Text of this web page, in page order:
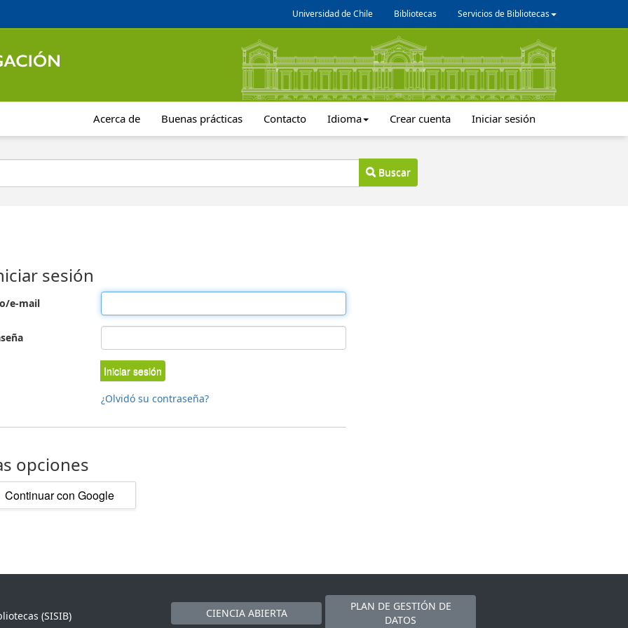
Universidad de Chile Bibliotecas Servicios de Bibliotecas
Acerca de Buenas prácticas Contacto Idioma Crear cuenta Iniciar sesión
Buscar
sesión
e-mail
Iniciar sesión
¿Olvidó su contraseña?
opciones
Continuar con Google
(SISIB)
CIENCIA ABIERTA
PLAN DE GESTIÓN DE
DATOS